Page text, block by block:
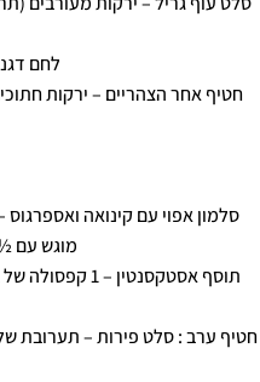
לחם דגנים מלאים
חטיף אחר הצהריים – ירקות
סלמון אפוי עם קינואה ואספרגוס
מוגש עם
תוסף
חטיף ערב : סלט פירות – תערובת של